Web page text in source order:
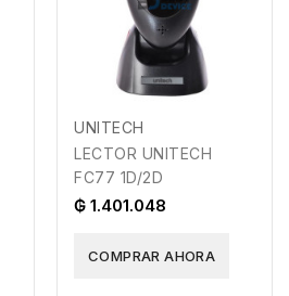
UNITECH
LECTOR UNITECH
FC77 1D/2D
₲ 1.401.048
COMPRAR AHORA